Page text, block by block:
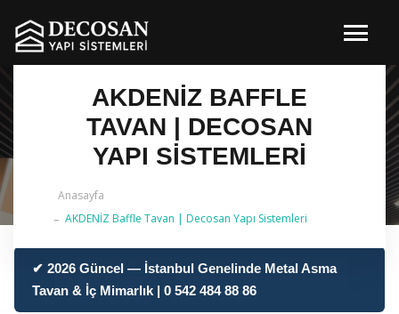
AKDENİZ BAFFLE
TAVAN | DECOSAN
YAPI SISTEMLERI
Anasayfa
AKDENİZ Baffle Tavan | Decosan Yapı Sistemleri
✔ 2026 Güncel — İstanbul Genelinde Metal Asma
Tavan & İç Mimarlık | 0 542 484 88 86